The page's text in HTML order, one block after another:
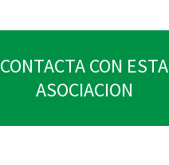
CONTACTA CON ESTA
ASOCIACION